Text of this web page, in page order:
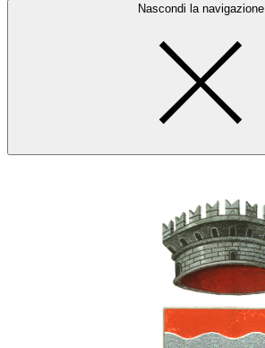
Nascondi la navigazione